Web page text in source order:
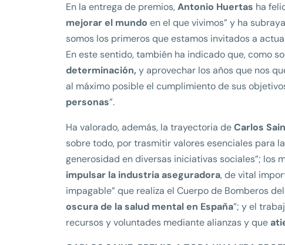
En la entrega de premios,Antonio Huertas ha
mejorar el mundo en el que vivimos” y ha
somos los primeros que estamos invitados a
En este sentido, también ha indicado que, como
determinación, y aprovechar los años que nos
al máximo posible el cumplimiento de sus
personas”.
Ha valorado, además, la trayectoria deCarlos
sobre todo, por trasmitir valores esenciales para
generosidad en diversas iniciativas sociales”; los
impulsar la industria aseguradora, de vital
impagable” que realiza el Cuerpo de Bomberos
oscura de la salud mental en España”; y el
recursos y voluntades mediante alianzas y que